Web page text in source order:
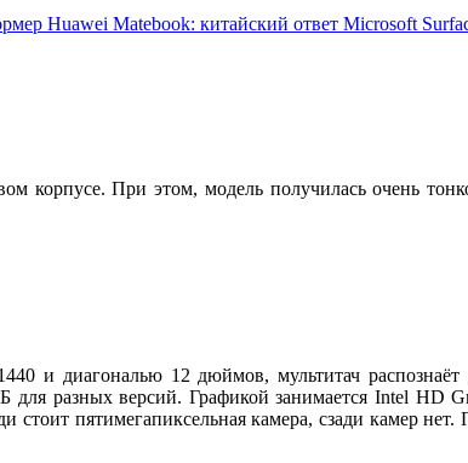
корпусе. При этом, модель получилась очень
и диагональю 12 дюймов, мультитач распознаёт
разных версий. Графикой занимается Intel HD
пятимегапиксельная камера, сзади камер